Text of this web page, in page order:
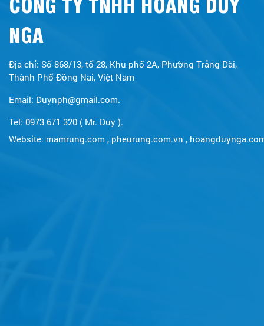
NGA
Địa chỉ: Số 868/13, tổ 28, Khu phố 2A, Phường Trảng Dài,
Thành Phố Đồng Nai, Việt Nam
Email: Duynph@gmail.com.
Tel: 0973 671 320 ( Mr. Duy ).
Website: mamrung.com , pheurung.com.vn ,